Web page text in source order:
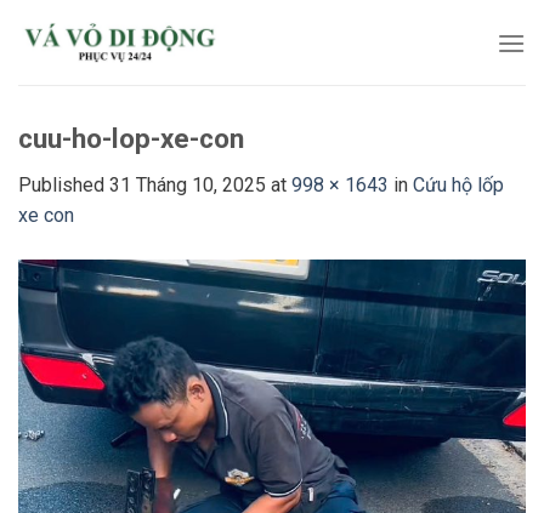
cuu-ho-lop-xe-con
Published 31 Tháng 10, 2025 at 998 × 1643 in Cứu hộ lốp
xe con